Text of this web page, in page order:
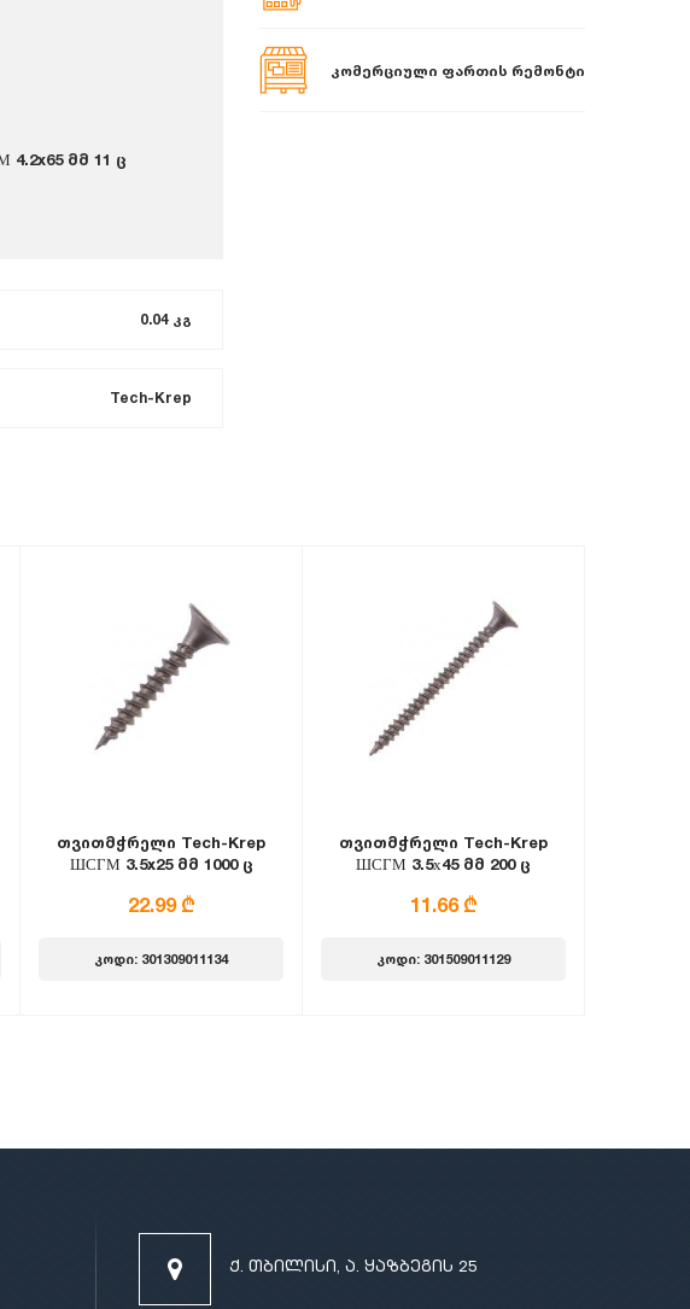
მმ 11 ც
0.04 კგ
Tech-Krep
კომერციული ფართის რემონტი
თვითმჭრელი Tech-Krep
ШСГМ 3.5x25 მმ 1000 ც
22.99 ₾
კოდი: 301309011134
თვითმჭრელი Tech-Krep
ШСГМ 3.5х45 მმ 200 ც
11.66 ₾
კოდი: 301509011129
ქ. თბილისი, ა. ყაზბეგის 25